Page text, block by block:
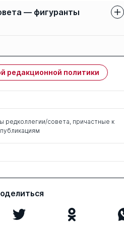
— фигуранты
д. филос.н. 0 6
редакционной политики
редколлегии/совета, причастные к